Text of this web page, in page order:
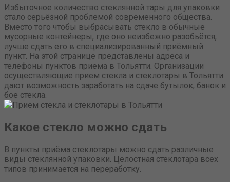
Избыточное количество стеклянной тары для упаковки
стало серьёзной проблемой современного общества.
Вместо того чтобы выбрасывать стекло в обычные
мусорные контейнеры, где оно неизбежно разобьётся,
лучше сдать его в специализированный приёмный
пункт. На этой странице представлены адреса и
телефоны пунктов приема в Тольятти. Организации
осуществляющие прием стекла и стеклотары в Тольятти
дают возможность заработать на сдаче бутылок, банок и
бое стекла.
Какое стекло можно сдать
В пункты приёма стеклотары можно сдать различные
виды стеклянной упаковки. Целостная стеклотара всех
типов принимается на переработку.